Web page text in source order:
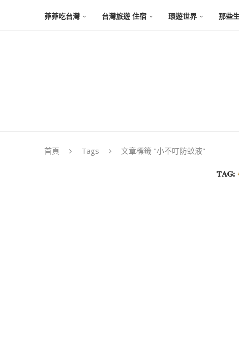
菲菲吃台灣 台灣旅遊 住宿 環遊世界 那些
首頁 Tags 文章標籤 "小不叮防蚊液"
TAG: